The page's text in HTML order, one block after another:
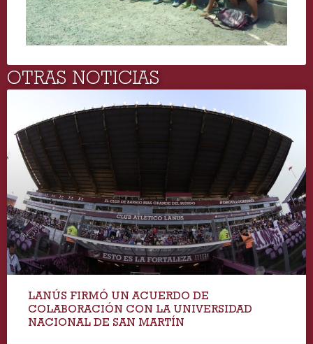
OTRAS NOTICIAS
LANÚS FIRMÓ UN ACUERDO DE
COLABORACIÓN CON LA UNIVERSIDAD
NACIONAL DE SAN MARTÍN